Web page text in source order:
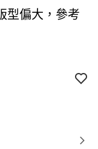
型偏大，參考